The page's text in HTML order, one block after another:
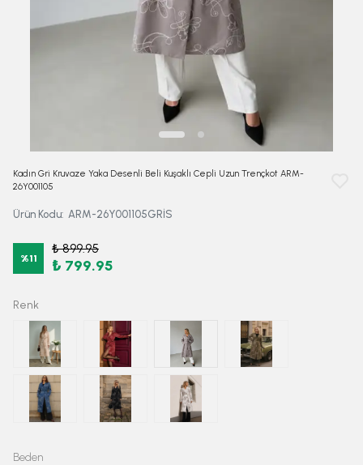
Kadın Gri Kruvaze Yaka Desenli Beli Kuşaklı Cepli Uzun Trençkot ARM-
26Y001105
Ürün Kodu: ARM-26Y001105GRİS
%11
₺ 899.95
₺ 799.95
Renk
Beden